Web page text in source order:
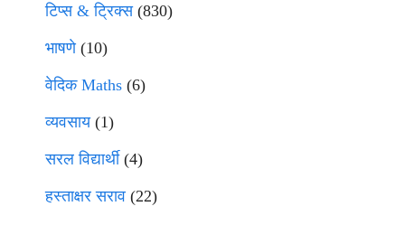
टिप्स & ट्रिक्स(830)
भाषणे(10)
वेदिक Maths (6)
व्यवसाय(1)
सरल विद्यार्थी(4)
हस्ताक्षर सराव (22)